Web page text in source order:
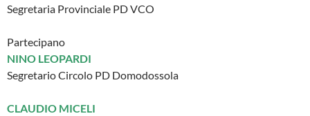
Segretaria Provinciale PD VCO
Partecipano
NINO LEOPARDI
Segretario Circolo PD Domodossola
CLAUDIO MICELI